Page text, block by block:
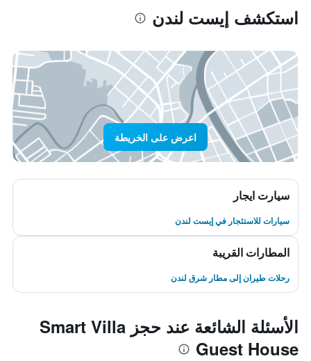
استكشف إيست لندن
اعرض على الخريطة
سيارت ايجار
سيارات للاستئجار في إيست لندن
المطارات القريبة
رحلات طيران إلى مطار شرق لندن
الأسئلة الشائعة عند حجز Smart Villa
Guest House